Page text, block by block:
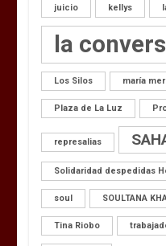
juicio kellys
la
Los Silos maría
Plaza de La Luz
represalias
Solidaridad despedidas
soul SOULTANA
Tina Riobo